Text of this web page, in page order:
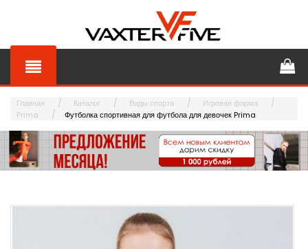
Главная Каталог Виды спорта
Игровая форма
Prima
Футболка спортивная для футбола для девочек Prima